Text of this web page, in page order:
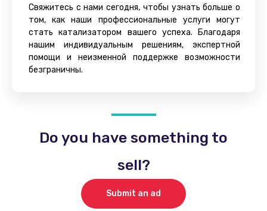
Свяжитесь с нами сегодня, чтобы узнать больше о
том, как наши профессиональные услуги могут
стать катализатором вашего успеха. Благодаря
нашим индивидуальным решениям, экспертной
помощи и неизменной поддержке возможности
безграничны.
Do you have something to
sell?
Submit an ad